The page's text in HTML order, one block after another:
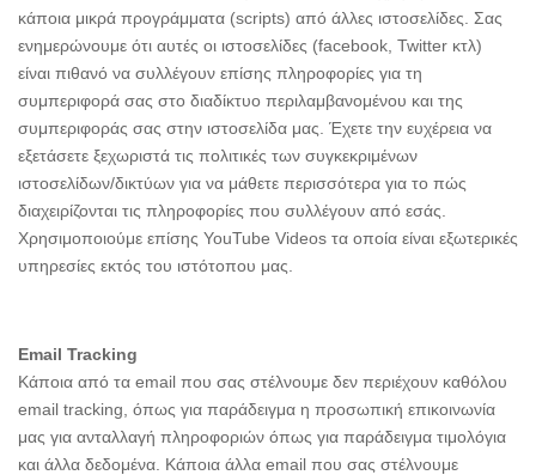
κάποια μικρά προγράμματα (scripts) από άλλες ιστοσελίδες. Σας
ενημερώνουμε ότι αυτές οι ιστοσελίδες (facebook, Twitter κτλ)
είναι πιθανό να συλλέγουν επίσης πληροφορίες για τη
συμπεριφορά σας στο διαδίκτυο περιλαμβανομένου και της
συμπεριφοράς σας στην ιστοσελίδα μας. Έχετε την ευχέρεια να
εξετάσετε ξεχωριστά τις πολιτικές των συγκεκριμένων
ιστοσελίδων/δικτύων για να μάθετε περισσότερα για το πώς
διαχειρίζονται τις πληροφορίες που συλλέγουν από εσάς.
Χρησιμοποιούμε επίσης YouTube Videos τα οποία είναι εξωτερικές
υπηρεσίες εκτός του ιστότοπου μας.
Email Tracking
Κάποια από τα email που σας στέλνουμε δεν περιέχουν καθόλου
email tracking, όπως για παράδειγμα η προσωπική επικοινωνία
μας για ανταλλαγή πληροφοριών όπως για παράδειγμα τιμολόγια
και άλλα δεδομένα. Κάποια άλλα email που σας στέλνουμε